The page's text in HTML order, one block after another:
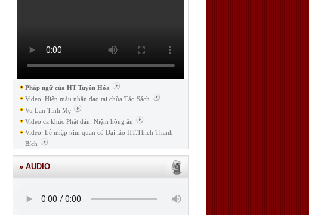
Pháp ngữ của HT Tuyên Hóa
Video: Hiến máu nhân đạo tại chùa Tảo Sách
Vu Lan Tình Mẹ
Video ca khúc Phật đản: Niệm hồng ân
Video: Lễ nhập kim quan cố Đại lão HT.Thích Thanh
Bích
» AUDIO